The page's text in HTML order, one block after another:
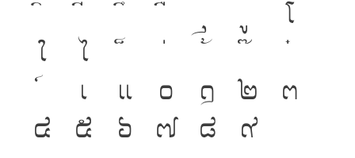
โ
ใ ไ
เ แ ๐ ๑ ๒ ๓
๔ ๕ ๖ ๗ ๘ ๙